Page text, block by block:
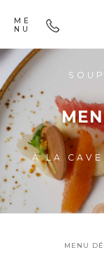
ME
NU
À LA
MENU